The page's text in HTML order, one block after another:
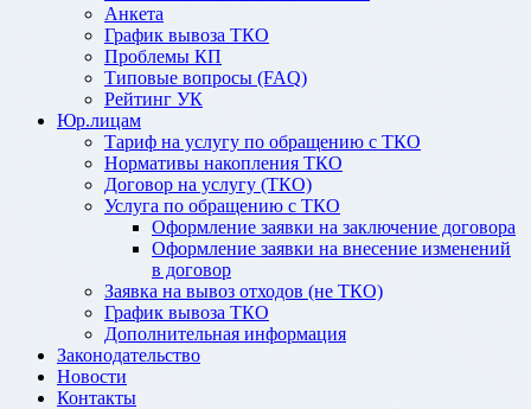
Анкета
График вывоза ТКО
Проблемы КП
Типовые вопросы (FAQ)
Рейтинг УК
Юр.лицам
Тариф на услугу по обращению с ТКО
Нормативы накопления ТКО
Договор на услугу (ТКО)
Услуга по обращению с ТКО
Оформление заявки на заключение договора
Оформление заявки на внесение изменений
в договор
Заявка на вывоз отходов (не ТКО)
График вывоза ТКО
Дополнительная информация
Законодательство
Новости
Контакты